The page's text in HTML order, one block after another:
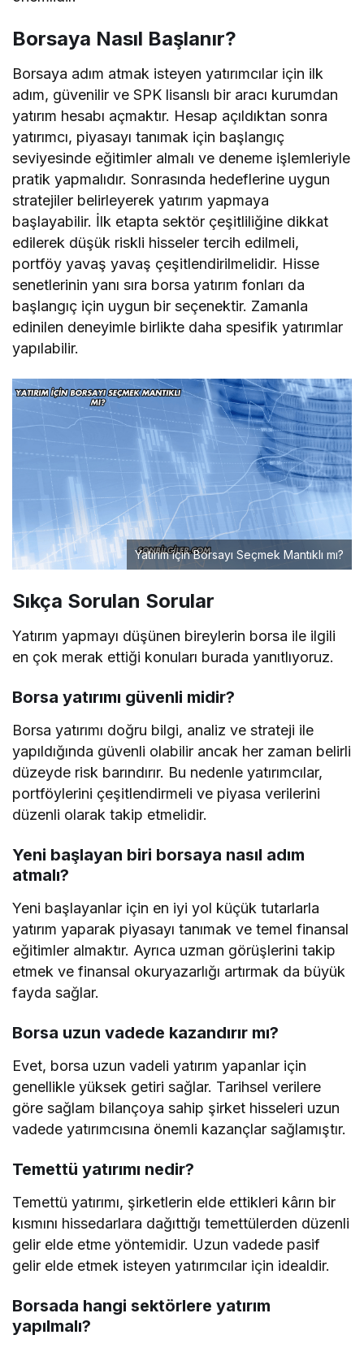
Borsaya Nasıl Başlanır?
Borsaya adım atmak isteyen yatırımcılar için ilk
adım, güvenilir ve SPK lisanslı bir aracı kurumdan
yatırım hesabı açmaktır. Hesap açıldıktan sonra
yatırımcı, piyasayı tanımak için başlangıç
seviyesinde eğitimler almalı ve deneme işlemleriyle
pratik yapmalıdır. Sonrasında hedeflerine uygun
stratejiler belirleyerek yatırım yapmaya
başlayabilir. İlk etapta sektör çeşitliliğine dikkat
edilerek düşük riskli hisseler tercih edilmeli,
portföy yavaş yavaş çeşitlendirilmelidir. Hisse
senetlerinin yanı sıra borsa yatırım fonları da
başlangıç için uygun bir seçenektir. Zamanla
edinilen deneyimle birlikte daha spesifik yatırımlar
yapılabilir.
Yatırım için Borsayı Seçmek Mantıklı mı?
Sıkça Sorulan Sorular
Yatırım yapmayı düşünen bireylerin borsa ile ilgili
en çok merak ettiği konuları burada yanıtlıyoruz.
Borsa yatırımı güvenli midir?
Borsa yatırımı doğru bilgi, analiz ve strateji ile
yapıldığında güvenli olabilir ancak her zaman belirli
düzeyde risk barındırır. Bu nedenle yatırımcılar,
portföylerini çeşitlendirmeli ve piyasa verilerini
düzenli olarak takip etmelidir.
Yeni başlayan biri borsaya nasıl adım
atmalı?
Yeni başlayanlar için en iyi yol küçük tutarlarla
yatırım yaparak piyasayı tanımak ve temel finansal
eğitimler almaktır. Ayrıca uzman görüşlerini takip
etmek ve finansal okuryazarlığı artırmak da büyük
fayda sağlar.
Borsa uzun vadede kazandırır mı?
Evet, borsa uzun vadeli yatırım yapanlar için
genellikle yüksek getiri sağlar. Tarihsel verilere
göre sağlam bilançoya sahip şirket hisseleri uzun
vadede yatırımcısına önemli kazançlar sağlamıştır.
Temettü yatırımı nedir?
Temettü yatırımı, şirketlerin elde ettikleri kârın bir
kısmını hissedarlara dağıttığı temettülerden düzenli
gelir elde etme yöntemidir. Uzun vadede pasif
gelir elde etmek isteyen yatırımcılar için idealdir.
Borsada hangi sektörlere yatırım
yapılmalı?